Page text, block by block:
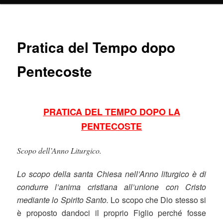
Pratica del Tempo dopo
Pentecoste
PRATICA DEL TEMPO DOPO LA
PENTECOSTE
Scopo dell’Anno Liturgico.
Lo scopo della santa Chiesa nell’Anno liturgico è di
condurre l’anima cristiana all’unione con Cristo
mediante lo Spirito Santo. Lo scopo che Dio stesso si
è proposto dandoci il proprio Figlio perché fosse